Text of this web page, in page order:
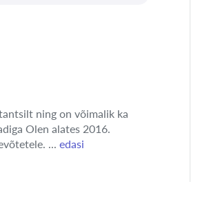
ning on võimalik ka
Olen alates 2016.
... edasi